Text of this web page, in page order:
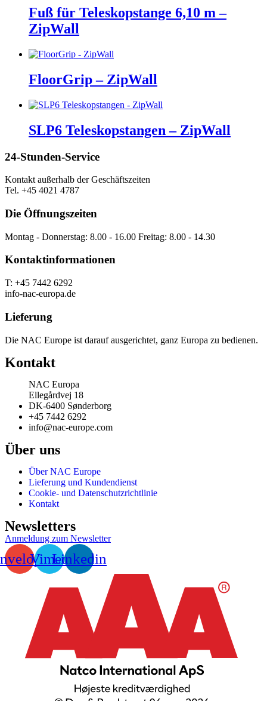
Fuß für Teleskopstange 6,10 m –
ZipWall
FloorGrip – ZipWall
SLP6 Teleskopstangen – ZipWall
24-Stunden-Service
Kontakt außerhalb der Geschäftszeiten
Tel. +45 4021 4787
Die Öffnungszeiten
Montag - Donnerstag: 8.00 - 16.00 Freitag: 8.00 - 14.30
Kontaktinformationen
T: +45 7442 6292
info-nac-europa.de
Lieferung
Die NAC Europe ist darauf ausgerichtet, ganz Europa zu bedienen.
Kontakt
NAC Europa
Ellegårdvej 18
DK-6400 Sønderborg
+45 7442 6292
info@nac-europe.com
Über uns
Über NAC Europe
Lieferung und Kundendienst
Cookie- und Datenschutzrichtlinie
Kontakt
Newsletters
Anmeldung zum Newsletter
VimeoLinkedin